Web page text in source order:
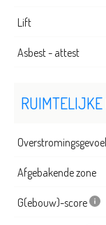
Lift
Asbest - attest
RUIMTELIJKE
Afgebakende zone
G(ebouw)-score